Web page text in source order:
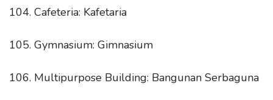
104. Cafeteria: Kafetaria
105. Gymnasium: Gimnasium
106. Multipurpose Building: Bangunan Serbaguna